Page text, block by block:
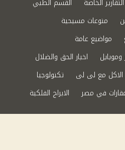
منوعات مسيحية
مواضيع عامة
وموبايل
اخبار الحق والضلال
مع لى لى
تكنولوجيا
في مصر
الابراج الفلكية